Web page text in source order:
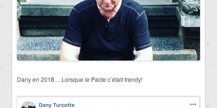
Dany en 2018… Lorsque le Pacte c’était trendy!